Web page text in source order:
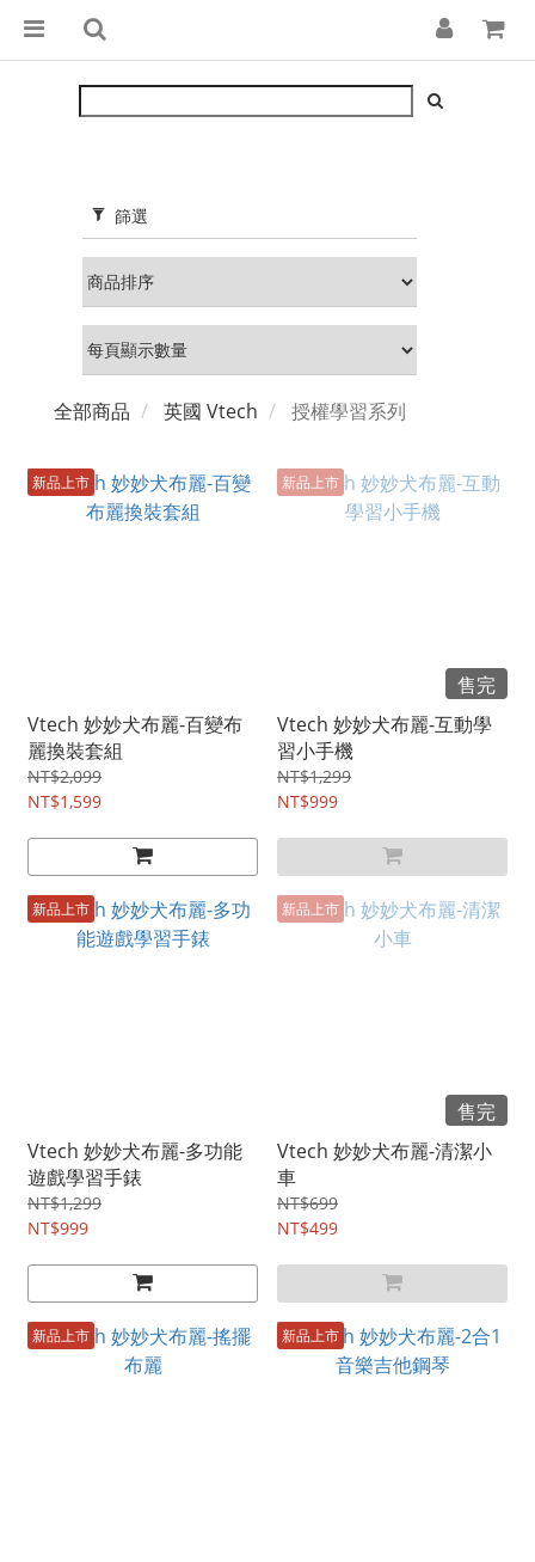
篩選
全部商品 英國 Vtech 授權學習系列
新品上市
Vtech 妙妙犬布麗-百變布
麗換裝套組
NT$2,099
NT$1,599
新品上市
售完
Vtech 妙妙犬布麗-互動學
習小手機
NT$1,299
NT$999
新品上市
Vtech 妙妙犬布麗-多功能
遊戲學習手錶
NT$1,299
NT$999
新品上市
售完
Vtech 妙妙犬布麗-清潔小
車
NT$699
NT$499
新品上市 新品上市